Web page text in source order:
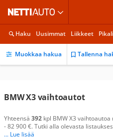
Haku Uusimmat Liikkeet
Muokkaa hakua Tallenna
BMW X3 vaihtoautot
Yhteensä 392 kpl BMW X3
- 82 900 €. Tutki alla olevasta
... Lue lisää